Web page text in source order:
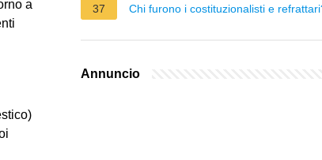
a
37 Chi furono i costituzionalisti e
Annuncio